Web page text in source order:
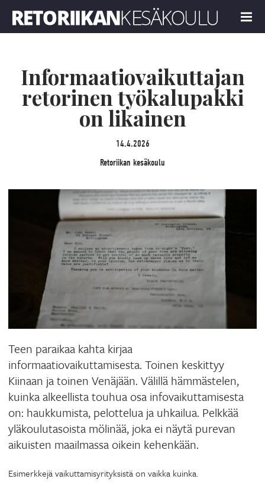
MENU
Informaatiovaikuttajan
retorinen työkalupakki
on likainen
14.4.2026
Retoriikan kesäkoulu
Teen paraikaa kahta kirjaa
informaatiovaikuttamisesta. Toinen keskittyy
Kiinaan ja toinen Venäjään. Välillä hämmästelen,
kuinka alkeellista touhua osa infovaikuttamisesta
on: haukkumista, pelottelua ja uhkailua. Pelkkää
yläkoulutasoista mölinää, joka ei näytä purevan
aikuisten maailmassa oikein kehenkään.
Esimerkkejä vaikuttamisyrityksistä on vaikka kuinka.